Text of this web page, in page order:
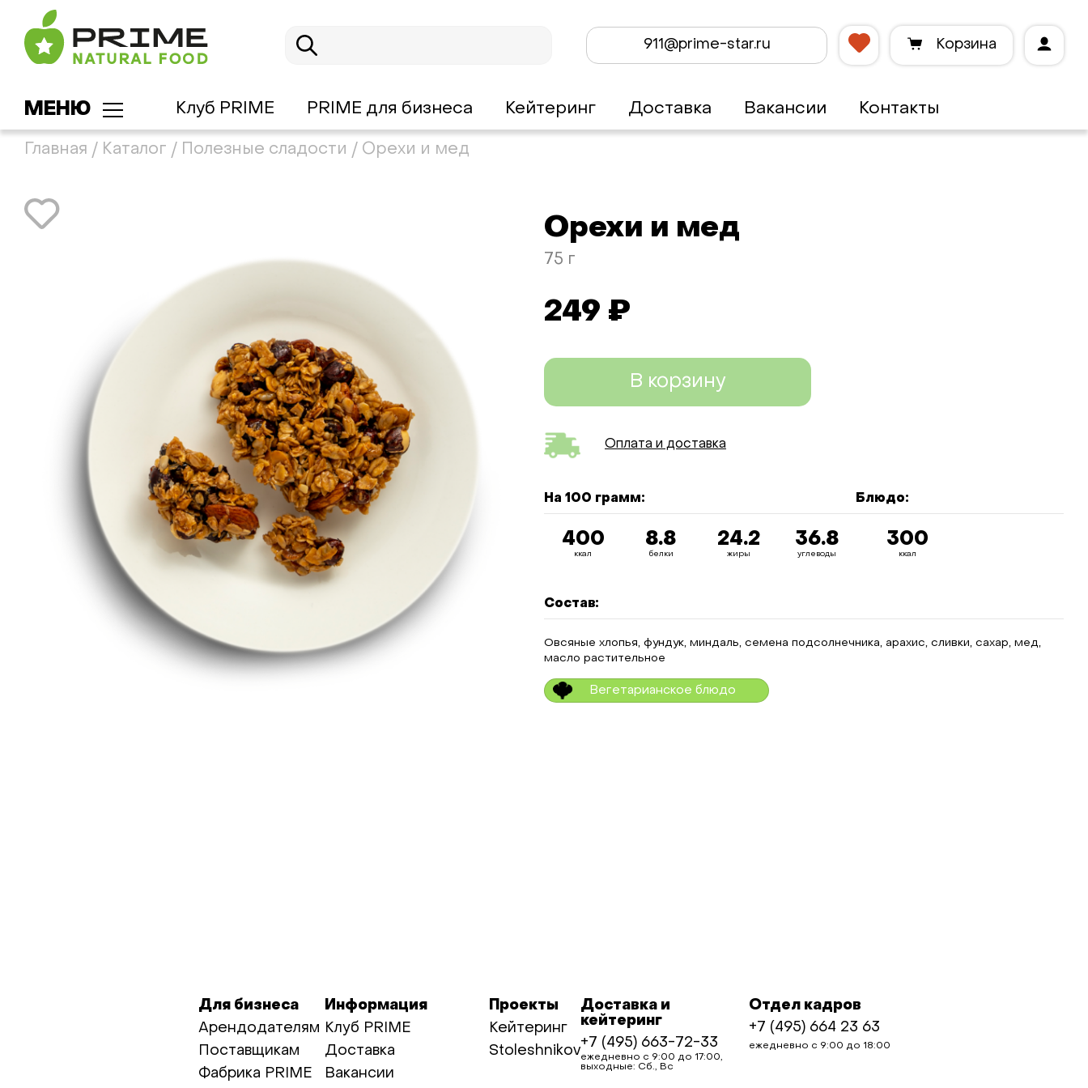
911@prime-star.ru Корзина
МЕНЮ Клуб PRIME PRIME для бизнеса Кейтеринг Доставка Вакансии Контакты
Главная / Каталог / Полезные сладости / Орехи и мед
Орехи и мед
75 г
249 ₽
В корзину
Оплата и доставка
На 100 грамм:
400
ккал
8.8
белки
24.2
жиры
36.8
углеводы
Блюдо:
300
ккал
Состав:
Овсяные хлопья, фундук, миндаль, семена подсолнечника, арахис, сливки, сахар, мед,
масло растительное
Вегетарианское блюдо
Для бизнеса
Арендодателям
Поставщикам
Фабрика PRIME
Информация
Клуб PRIME
Доставка
Вакансии
Проекты
Кейтеринг
Stoleshnikov
Доставка и
кейтеринг
+7 (495) 663-72-33
ежедневно с 9:00 до 17:00,
выходные: Сб., Вс
Отдел кадров
+7 (495) 664 23 63
ежедневно с 9:00 до 18:00